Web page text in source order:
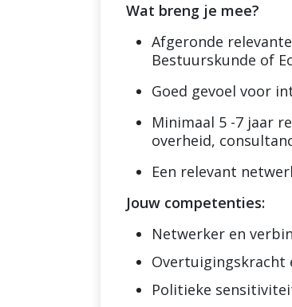
Wat breng je mee?
Afgeronde
Bestuurskunde of
Goed gevoel voor
Minimaal 5 -7 jaar
overheid,
Een relevant
Jouw competenties:
Netwerker en
Overtuigingskracht
Politieke